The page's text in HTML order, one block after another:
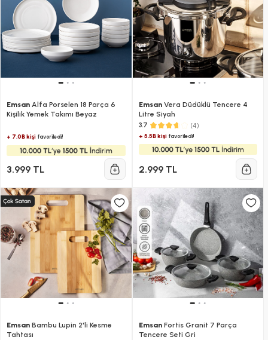
Emsan Alfa Porselen 18 Parça 6
Kişilik Yemek Takımı Beyaz
+ 7.0B kişi favoriledi!
3.999 TL
EmsanVera Düdüklü Tencere 4
Litre Siyah
3.7 (4)
+ 5.5B kişifavoriledi!
2.999 TL
Emsan Bambu Lupin 2'li Kesme
Tahtası
EmsanFortis Granit 7 Parça
Tencere Seti Gri